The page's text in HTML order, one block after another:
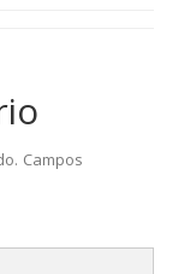
Campos